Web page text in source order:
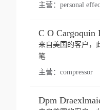
主营：
C O Cargoquin
来自美国的客户，
笔
主营： compressor